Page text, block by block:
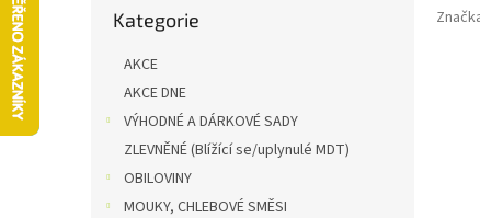
kategorie
Kategorie
AKCE
AKCE DNE
VÝHODNÉ A DÁRKOVÉ SADY
ZLEVNĚNÉ (Blížící se/uplynulé MDT)
OBILOVINY
MOUKY, CHLEBOVÉ SMĚSI